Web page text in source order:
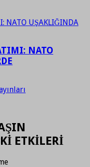
NATO
ETKİLERİ